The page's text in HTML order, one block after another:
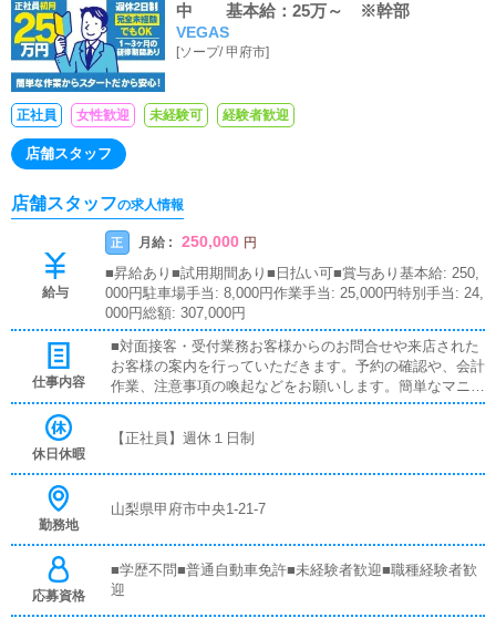
中 基本給：25万～ ※幹部
VEGAS
[ソープ/甲府市]
正社員 女性歓迎 未経験可 経験者歓迎
店舗スタッフ
店舗スタッフの求人情報
給与
正 月給 : 250,000 円
■昇給あり■試用期間あり■日払い可■賞与あり基本給: 250,
000円駐車場手当: 8,000円作業手当: 25,000円特別手当: 24,
000円総額: 307,000円
仕事内容
■対面接客・受付業務お客様からのお問合せや来店された
お客様の案内を行っていただきます。予約の確認や、会計
作業、注意事項の喚起などをお願いします。簡単なマニュ
アルや、先輩スタッフに付いて業務内容を見ながら徐々に
す。■企画の立案店舗イベントや店舗運営など様々な企画
など、売上UPに繋がる施策の提案を行っていただきま
の方が稼げるようにインターネットを使ったPR（写メ日
記）などの使い方などのアドバイスを行っていただきま
す。■PC更新業務ヘブンネットなど、ポータルサイト等の
休日休暇
【正社員】週休１日制
勤務地
山梨県甲府市中央1-21-7
応募資格
■学歴不問■普通自動車免許■未経験者歓迎■職種経験者歓
迎